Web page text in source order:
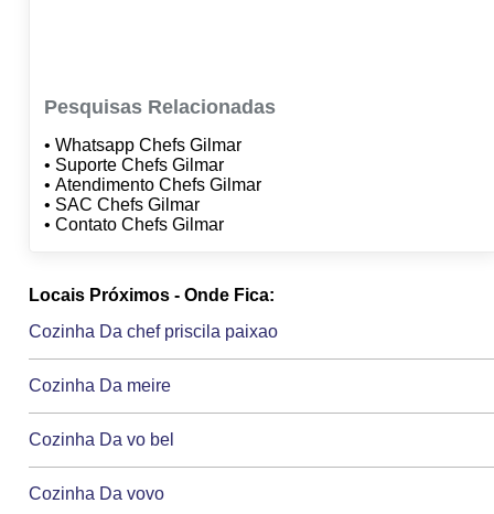
Pesquisas Relacionadas
• Whatsapp Chefs Gilmar
• Suporte Chefs Gilmar
• Atendimento Chefs Gilmar
• SAC Chefs Gilmar
• Contato Chefs Gilmar
Locais Próximos - Onde Fica:
Cozinha Da chef priscila paixao
Cozinha Da meire
Cozinha Da vo bel
Cozinha Da vovo